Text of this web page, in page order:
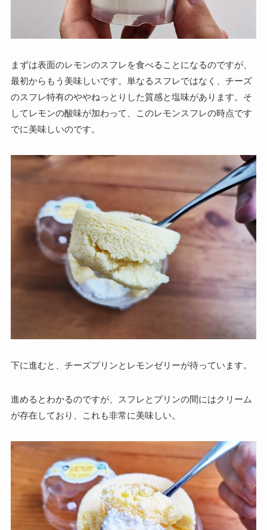
まずは表面のレモンのスフレを食べることになるのですが、
最初からもう美味しいです。単なるスフレではなく、チーズ
のスフレ特有のややねっとりした質感と塩味があります。そ
してレモンの酸味が加わって、このレモンスフレの時点です
でに美味しいのです。
下に進むと、チーズプリンとレモンゼリーが待っています。
進めるとわかるのですが、スフレとプリンの間にはクリーム
が存在しており、これも非常に美味しい。